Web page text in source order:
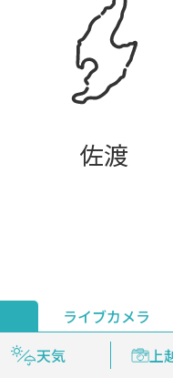
佐渡
新着ウォッチ
天気 上
ライブカメラ
見逃し配信